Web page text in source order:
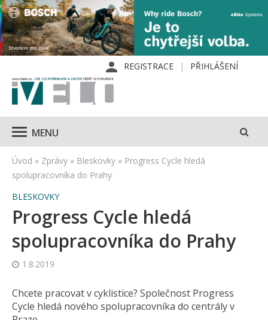
REGISTRACE PŘIHLÁŠENÍ
MENU
Úvod » Zprávy » Bleskovky » Progress Cycle hledá
spolupracovníka do Prahy
BLESKOVKY
Progress Cycle hledá
spolupracovníka do Prahy
1.8.2019
Chcete pracovat v cyklistice? Společnost Progress
Cycle hledá nového spolupracovníka do centrály v